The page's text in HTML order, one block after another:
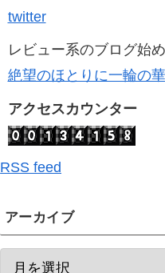
twitter
レビュー系のブログ始
絶望のほとりに一輪の華
アクセスカウンター
RSS feed
アーカイブ